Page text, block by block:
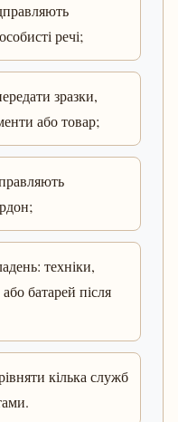
речі;
зразки,
або товар;
техніки,
батарей після
кілька служб